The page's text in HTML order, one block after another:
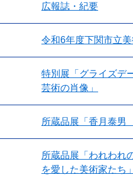
広報誌・紀要
令和6年度下関市立
特別展「グライズデ
芸術の肖像​」
所蔵品展「香月泰男
所蔵品展「われわ
を愛した美術家たち」